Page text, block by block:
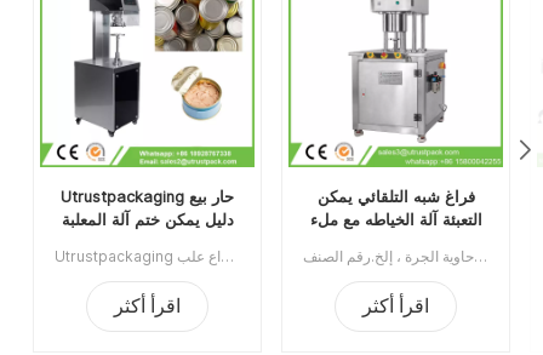
Utrustpackaging حار بيع
دليل يمكن ختم آلة المعلبة
Utrustpackaging دليل البيع الساخن للعلبة ، آلة ختم الطعام المعلب ، مناسبة لإغلاق جميع أنواع علب PET / علب الورق المركبة ، علب الصفيح أو غيرها من الحاويات المستديرة. كفاءة عالية عن طريق النقل الميكانيكي ، الهياكل البسيطة والملائمة للصيانة ، وخفيفة الوزن وسهلة التشغيل.الحد الأدنى للطلب:1قسط:تي / تميناء الشحن:قوانغتشوالمنطقة الأصلية:الصينمهلة:3-5 أيام بعد تلقي الودائع
اقرأ أكثر
فراغ شبه التلقائي يمكن
التعبئة آلة الخياطه مع ملء
آلة تغليف العلب ذات الفراغ شبه الأوتوماتيكية مع النيتروجين الملئ يستخدم على نطاق واسع في صناعة الأغذية ، الكيماويات ، الأدوية ، الشرب ، ينطبق على علب البلاستيك / القصدير / الألومنيوم ، الزجاجة ، حاوية الجرة ، إلخ.رقم الصنف:UT1BFG6الحد الأدنى للطلب:1قسط:TTميناء الشحن:قوانغتشوالمنطقة الأصلية:قوانغتشو، الصينمهلة:15 يوما بعد تلقي الودائع
اقرأ أكثر